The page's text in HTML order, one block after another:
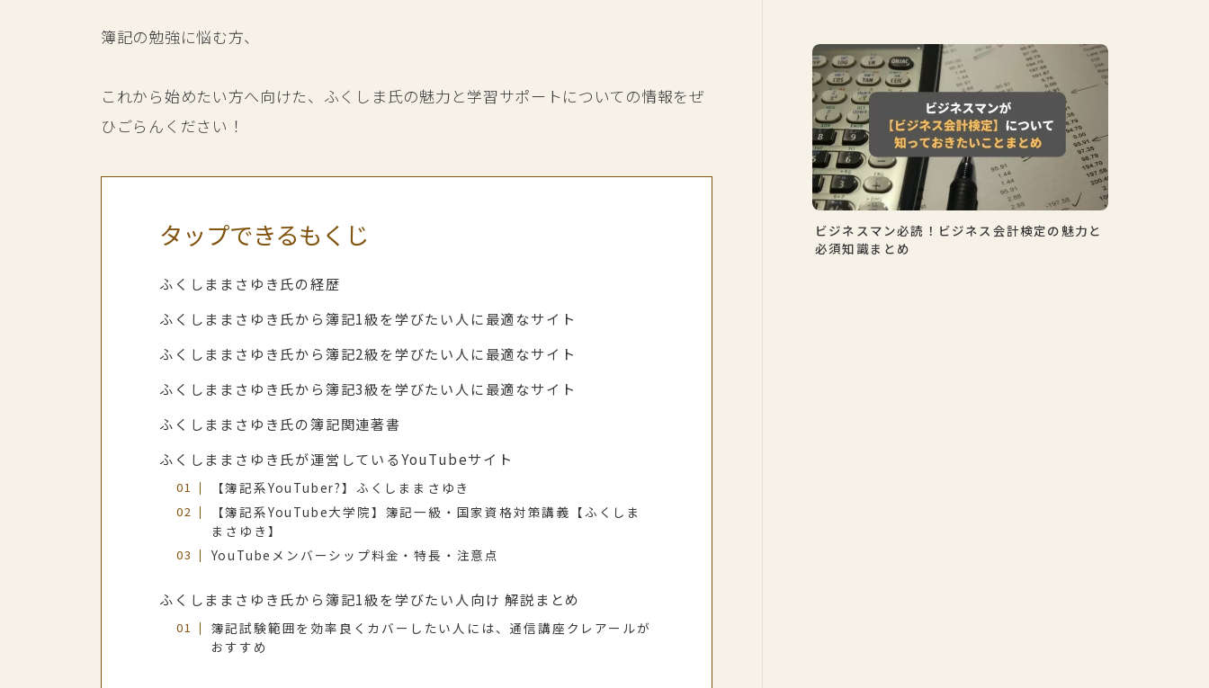
簿記の勉強に悩む方、
これから始めたい方へ向けた、ふくしま氏の魅力と学習サポートについての情報をぜ
ひごらんください！
タップできるもくじ
ふくしままさゆき氏の経歴
ふくしままさゆき氏から簿記1級を学びたい人に最適なサイト
ふくしままさゆき氏から簿記2級を学びたい人に最適なサイト
ふくしままさゆき氏から簿記3級を学びたい人に最適なサイト
ふくしままさゆき氏の簿記関連著書
ふくしままさゆき氏が運営しているYouTubeサイト
【簿記系YouTuber?】ふくしままさゆき
【簿記系YouTube大学院】簿記一級・国家資格対策講義【ふくしま
まさゆき】
YouTubeメンバーシップ料金・特長・注意点
ふくしままさゆき氏から簿記1級を学びたい人向け 解説まとめ
簿記試験範囲を効率良くカバーしたい人には、通信講座クレアールが
おすすめ
ビジネスマン必読！ビジネス会計検定の魅力と
必須知識まとめ